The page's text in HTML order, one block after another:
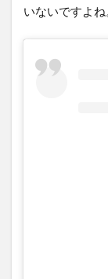
いないですよね